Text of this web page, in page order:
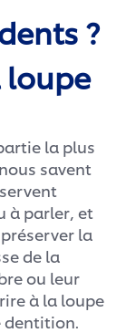
?
loupe
la plus
savent
à parler, et
la
de la
ou leur
à la loupe
dentition.